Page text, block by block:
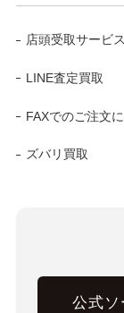
店頭受取サービス
LINE査定買取
FAXでのご注文
ズバリ買取
公式ソ